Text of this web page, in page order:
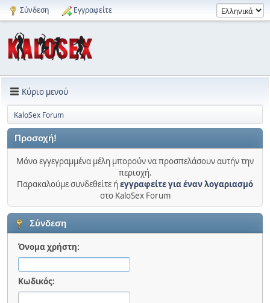
Σύνδεση Εγγραφείτε
Κύριο μενού
KaloSex Forum
Προσοχή!
Μόνο εγγεγραμμένα μέλη μπορούν να προσπελάσουν αυτήν την
περιοχή.
Παρακαλούμε συνδεθείτε ήεγγραφείτε για έναν λογαριασμό
στο KaloSex Forum
Σύνδεση
Όνομα χρήστη:
Κωδικός: